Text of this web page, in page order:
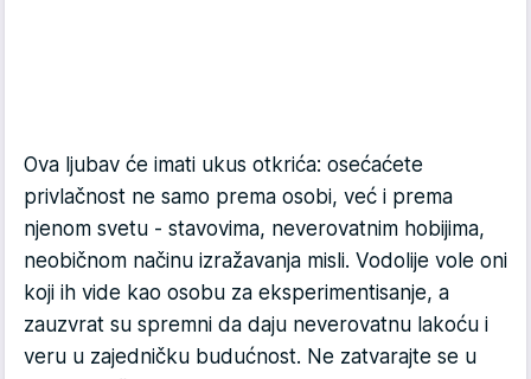
Ova ljubav će imati ukus otkrića: osećaćete
privlačnost ne samo prema osobi, već i prema
njenom svetu - stavovima, neverovatnim hobijima,
neobičnom načinu izražavanja misli. Vodolije vole oni
koji ih vide kao osobu za eksperimentisanje, a
zauzvrat su spremni da daju neverovatnu lakoću i
veru u zajedničku budućnost. Ne zatvarajte se u